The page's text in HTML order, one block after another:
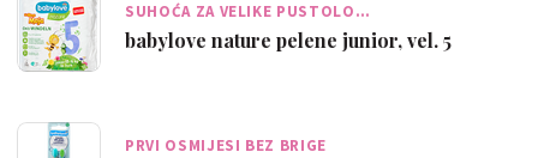
SUHOĆA ZA VELIKE PUSTOLO…
babylove nature pelene junior, vel. 5
PRVI OSMIJESI BEZ BRIGE